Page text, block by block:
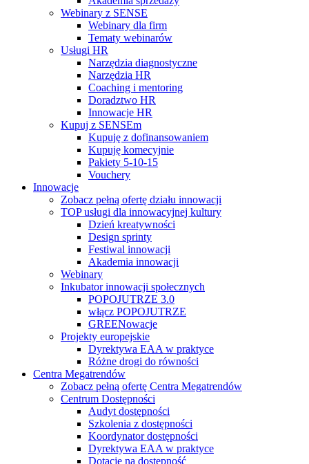
Webinary z SENSE
Webinary dla firm
Tematy webinarów
Usługi HR
Narzędzia diagnostyczne
Narzędzia HR
Coaching i mentoring
Doradztwo HR
Innowacje HR
Kupuj z SENSEm
Kupuję z dofinansowaniem
Kupuję komecyjnie
Pakiety 5-10-15
Vouchery
Innowacje
Zobacz pełną ofertę działu innowacji
TOP usługi dla innowacyjnej kultury
Dzień kreatywności
Design sprinty
Festiwal innowacji
Akademia innowacji
Webinary
Inkubator innowacji społecznych
POPOJUTRZE 3.0
włącz POPOJUTRZE
GREENowacje
Projekty europejskie
Dyrektywa EAA w praktyce
Różne drogi do równości
Centra Megatrendów
Zobacz pełną ofertę Centra Megatrendów
Centrum Dostępności
Audyt dostępności
Szkolenia z dostępności
Koordynator dostępności
Dyrektywa EAA w praktyce
Dotacje na dostępność